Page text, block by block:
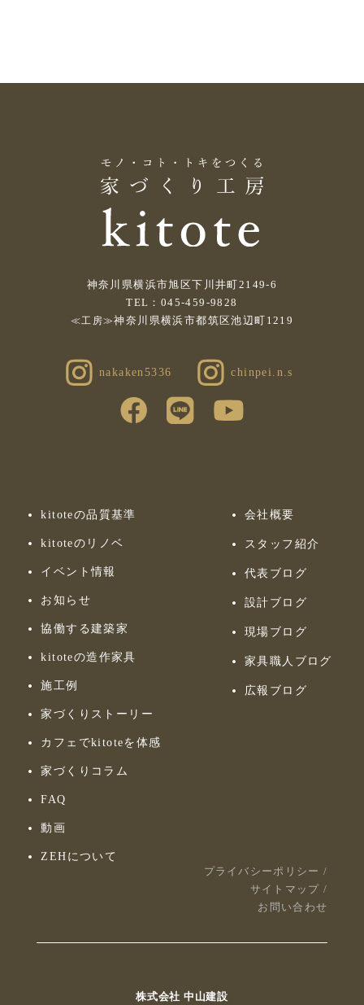
神奈川県横浜市旭区下川井町2149-6
TEL：045-459-9828
≪工房≫神奈川県横浜市都筑区池辺町1219
nakaken5336 chinpei.n.s
kitoteの品質基準
kitoteのリノベ
イベント情報
お知らせ
協働する建築家
kitoteの造作家具
施工例
家づくりストーリー
カフェでkitoteを体感
家づくりコラム
FAQ
動画
ZEHについて
会社概要
スタッフ紹介
代表ブログ
設計ブログ
現場ブログ
家具職人ブログ
広報ブログ
プライバシーポリシー /
サイトマップ /
お問い合わせ
株式会社 中山建設